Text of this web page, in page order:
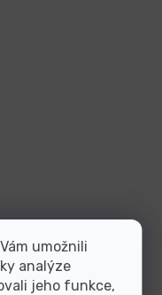
umožnili
analýze
jeho funkce,